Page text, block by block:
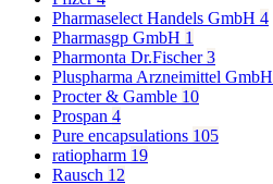
Pharmaselect Handels GmbH 4
Pharmasgp GmbH 1
Pharmonta Dr.Fischer3
Pluspharma Arzneimittel GmbH
Procter & Gamble 10
Prospan 4
Pure encapsulations 105
ratiopharm 19
Rausch 12